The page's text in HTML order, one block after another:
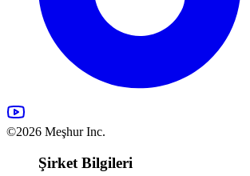
©2026 Meşhur Inc.
Şirket Bilgileri